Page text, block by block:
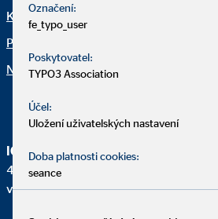
Klientské příběhy
Partneři a odborníci
Nastavení souborů cookie
IČO:
48040410, společnost zapsána v
vedeném Městským soudem v Praze
Označení:
fe_typo_user
Poskytovatel:
TYPO3 Association
Účel:
Uložení uživatelských nastavení
Doba platnosti cookies:
seance